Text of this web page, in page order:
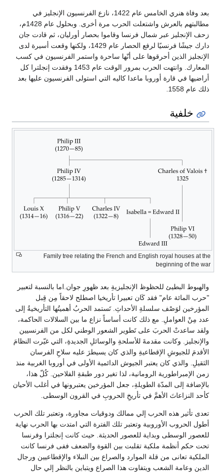
بعد وفاة هنري الخامس عام 1422، نازع الفرنسيون الإنجليز في
مطالبتهم بالعرش واشتعلت الحرب مرة أخرى. وبحلول عام 1428م،
زحف الإنجليز عبر شمال فرنسا وقاموا بحصار أورليان، ثم قادت جان
دارك جيشًا فرنسيًا لرفع الحصار عام 1429، ولكنها وقعت أسيرة لدى
الإنجليز الذين أحرقوها على أنّها ساحرة واستمر الفرنسيون في كسب
المعارك. وانتهت الحرب بمرور الوقت عام 1453 وفقدت إنجلترا كل
أراضيها في قارة أوروبا ماعدا كاليه التي استولى الفرنسيون عليها بعد
ذلك عام 1558.
خلفية
Family tree relating the French and English royal houses at the
beginning of the war
والهبوط البطيئ للحظوظ الإنجليزيةِ بعد ظهورِ جوان.اما بالنسبة لتعبير
"حرب المائة عام" فقد كَان تعبيرا تأريخيا اصطلح لاحقاً مِن قِبل
المؤرخين لوَصْف سلسلةِ الأحداثِ. تَستمد الحربُ أهميتُها التأريخيةُ إلى
عدد مِنْ العواملِ. مع ذلك كانت أساساً نزاع ما بين السلالات الحاكمة،
ولقد ساعدتْ الحربَ على تَطوير الشعور الوطني لكل من الفرنسيين
والإنجليز. وكانت مقدمةَ للأسلحةِ والوسائلِ الجديدةِ، التي غيّرت النظامَ
الأقدمَ للجيوشِ الإقطاعيةِ والذي كان يسيطرَ عليه سلاحِ الفرسان
الثقيلِ. والذي كان يعتبر الجيوش الدائمية الأولى في أوروبا الغربية منذ
زمن الإمبراطورية الرومانية، لذا تغير دور طبقةِ الفلاحين. كُلّ هذا،
بالإضافة إلى المدّة الطويلةِ، جعل المؤرخين يعتبرونها في أغلب الأحيان
كأحد النزاعاتَ الأهمَّ في تأريخِ الحروبِ في القرون الوسطى.
تعدى تأثير هذه الحرب إلي ممالك ودوقيات مجاورة، وتعتبر تلك الحرب
أطول الحروب الأوروبية وتعتبر تلك الفترة التي امتدت بها الحرب نهاية
للعصور الوسطى وبداية للعصور الحديثة. حيث كانت إنجلترا وفرنسا
تحت حكم أنظمة ملكية تقلبت بين القوة والضعف ففى فرنسا كانت
الملكية تعانى من قلة الموارد والصراع بين النبلاء والإقطاعيين ورجال
الدين وعامة الشعب ويتفاوت هذا الصراع ويتباين بالنظر إلي حال